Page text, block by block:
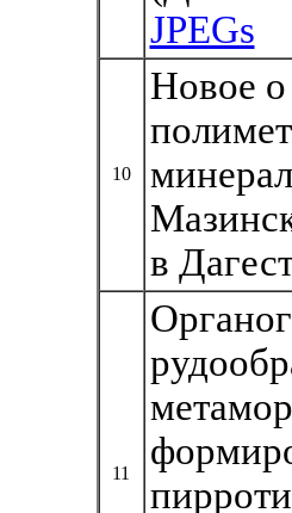
JPEGs
10
Новое о
в
11